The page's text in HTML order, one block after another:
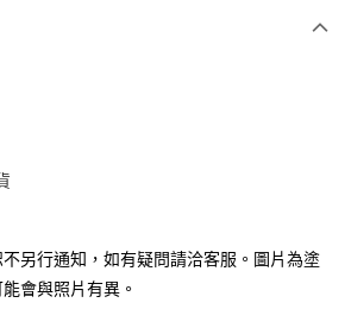
另行通知，如有疑問請洽客服。圖片為塗
會與照片有異。